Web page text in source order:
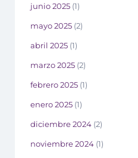
junio 2025 (1)
mayo 2025 (2)
abril 2025 (1)
marzo 2025 (2)
febrero 2025 (1)
enero 2025 (1)
diciembre 2024 (2)
noviembre 2024 (1)